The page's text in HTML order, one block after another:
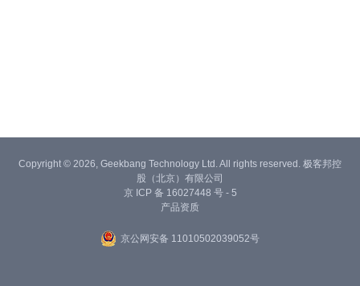
Copyright © 2026, Geekbang Technology Ltd. All rights reserved. 极客邦控
股（北京）有限公司
京 ICP 备 16027448 号 - 5
产品资质
京公网安备 11010502039052号